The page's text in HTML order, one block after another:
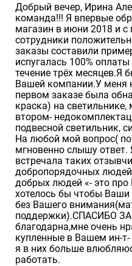
Добрый вечер, Ирина
команда!!! Я впервые
магазин в июни 2018 и
сотрудники
заказы составили
испугалась 100%
течение трёх месяцев.Я
Вашей компании.У меня
первом заказе была
краска) на
втором-
подвесной светильник,
На любой мой вопрос( по
мгновенно слышу ответ.
встречала таких
добропорядочных
добрых людей «- это
хотелось бы чтобы Ваши
без Вашего
поддержки).СПАСИБО ЗА
благодарна,мне очень
купленные в Вашем ин-
я в них больше
работать.